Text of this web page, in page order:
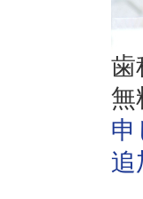
歯
無
申
追